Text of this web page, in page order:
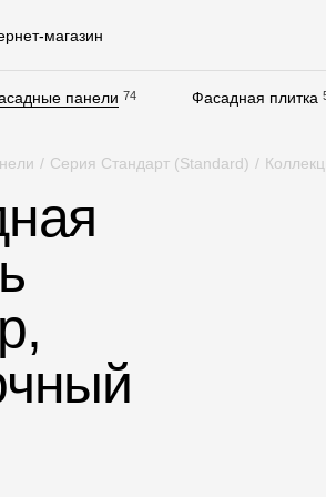
магазин
панели 74 Фасадная плитка
/ Серия Стандарт (Standard) /